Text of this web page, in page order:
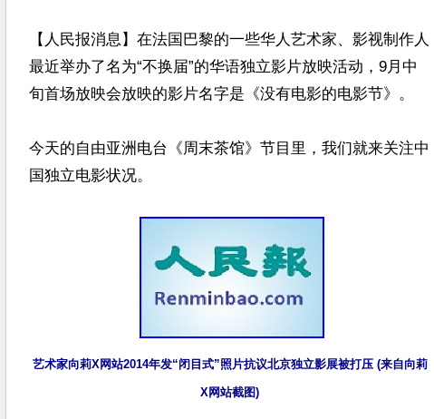
【人民报消息】在法国巴黎的一些华人艺术家、影视制作人
最近举办了名为“不换届”的华语独立影片放映活动，9月中
旬首场放映会放映的影片名字是《没有电影的电影节》。
今天的自由亚洲电台《周末茶馆》节目里，我们就来关注中
国独立电影状况。
艺术家向莉X网站2014年发“闭目式”照片抗议北京独立影展被打压 (来自向莉
X网站截图)